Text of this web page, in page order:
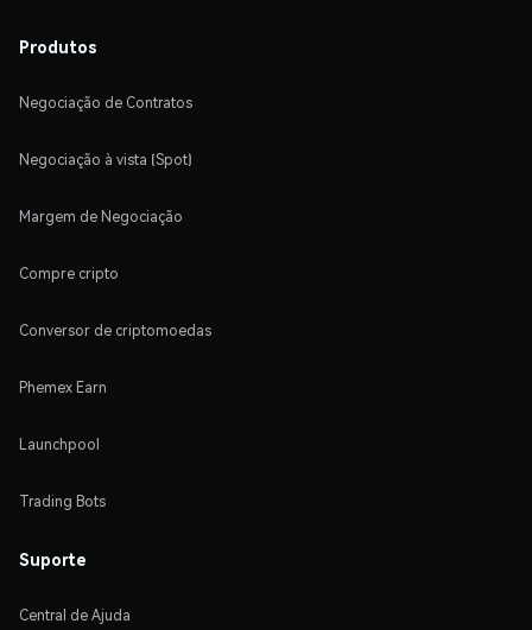
Produtos
Negociação de Contratos
Negociação à vista (Spot)
Margem de Negociação
Compre cripto
Conversor de criptomoedas
Phemex Earn
Launchpool
Trading Bots
Suporte
Central de Ajuda